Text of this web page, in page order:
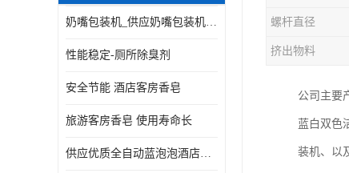
奶嘴包装机_供应奶嘴包装机_奶嘴包装机厂家
性能稳定-厕所除臭剂
安全节能 酒店客房香皂
旅游客房香皂 使用寿命长
供应优质全自动蓝泡泡酒店香皂出条机
螺杆直径
挤出物料
公司主要
蓝白双色
装机、以